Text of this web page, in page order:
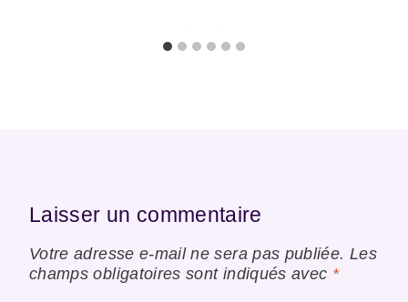
Laisser un commentaire
Votre adresse e-mail ne sera pas publiée. Les
champs obligatoires sont indiqués avec *